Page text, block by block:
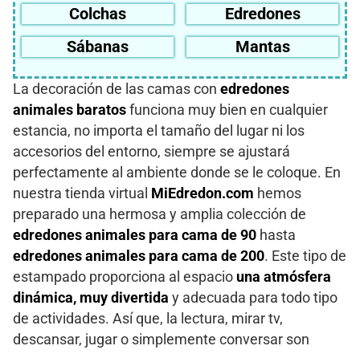
Colchas
Edredones
Sábanas
Mantas
La decoración de las camas con edredones
animales baratos funciona muy bien en cualquier
estancia, no importa el tamaño del lugar ni los
accesorios del entorno, siempre se ajustará
perfectamente al ambiente donde se le coloque. En
nuestra tienda virtual MiEdredon.com hemos
preparado una hermosa y amplia colección de
edredones animales para cama de 90 hasta
edredones animales para cama de 200. Este tipo de
estampado proporciona al espacio una atmósfera
dinámica, muy divertida y adecuada para todo tipo
de actividades. Así que, la lectura, mirar tv,
descansar, jugar o simplemente conversar son